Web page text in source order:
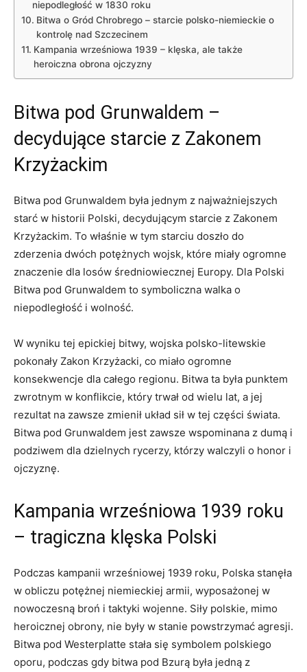
niepodległość w 1830 roku
Bitwa ⁢o‌ Gród Chrobrego – starcie polsko-niemieckie ⁢o
kontrolę nad Szczecinem
Kampania ‍wrześniowa 1939 – klęska,⁢ ale także
heroiczna obrona ojczyzny
Bitwa pod Grunwaldem⁣ –
decydujące starcie z Zakonem
Krzyżackim
Bitwa ⁤pod ⁢Grunwaldem była jednym z najważniejszych
starć ‌w historii Polski,​ decydującym starcie z Zakonem
Krzyżackim. To właśnie w​ tym starciu doszło do⁤
zderzenia⁣ dwóch potężnych⁤ wojsk, które miały ogromne
znaczenie dla losów średniowiecznej Europy. Dla Polski
Bitwa pod Grunwaldem to symboliczna walka o
⁣niepodległość⁢ i wolność.
W wyniku‌ tej epickiej bitwy,⁣ wojska⁤ polsko-litewskie
pokonały⁤ Zakon Krzyżacki, co miało ogromne
konsekwencje⁣ dla całego regionu. Bitwa ⁢ta ⁣była punktem
zwrotnym ​w konflikcie,‍ który trwał od wielu ‍lat, a jej
rezultat na‍ zawsze zmienił układ​ sił ⁢w ‌tej⁢ części świata.
Bitwa pod‌ Grunwaldem jest zawsze wspominana z dumą i
podziwem dla dzielnych rycerzy, którzy walczyli o honor i
⁤ojczyznę.
Kampania wrześniowa 1939 roku‌
– tragiczna klęska‌ Polski
Podczas kampanii wrześniowej 1939‍ roku, Polska stanęła
w obliczu potężnej niemieckiej⁤ armii, wyposażonej w
nowoczesną broń i taktyki wojenne. Siły polskie,⁤ mimo​
heroicznej⁢ obrony, nie​ były w stanie​ powstrzymać agresji.
Bitwa pod Westerplatte stała się‍ symbolem polskiego
oporu, podczas gdy bitwa pod Bzurą była jedną ⁢z